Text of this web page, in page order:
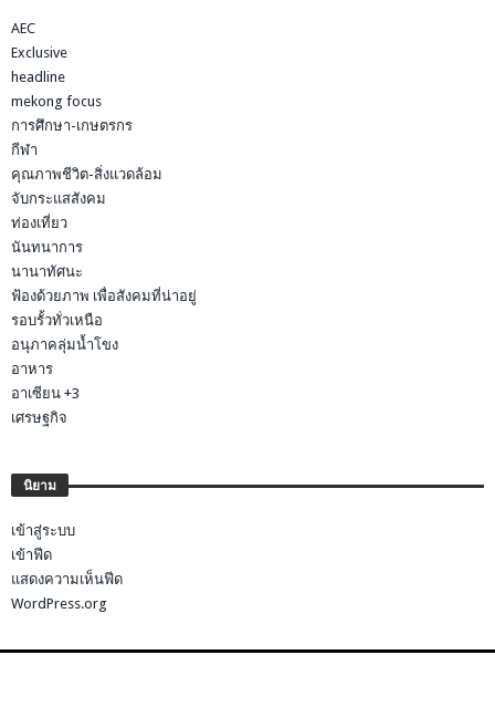
AEC
Exclusive
headline
mekong focus
การศึกษา-เกษตรกร
กีฬา
คุณภาพชีวิต-สิ่งแวดล้อม
จับกระแสสังคม
ท่องเที่ยว
นันทนาการ
นานาทัศนะ
ฟ้องด้วยภาพ เพื่อสังคมที่น่าอยู่
รอบรั้วทั่วเหนือ
อนุภาคลุ่มน้ำโขง
อาหาร
อาเซียน +3
เศรษฐกิจ
นิยาม
เข้าสู่ระบบ
เข้าฟีด
แสดงความเห็นฟีด
WordPress.org